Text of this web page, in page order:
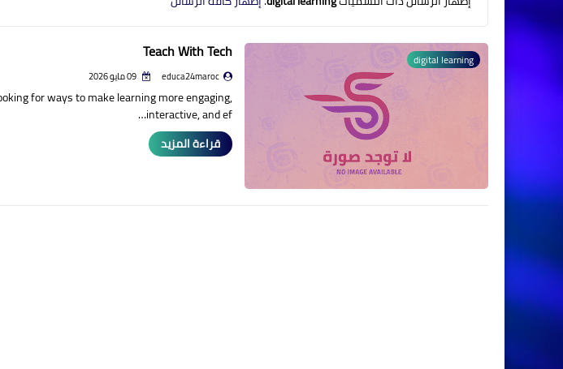
digital learning
Teach With Tech
educa24maroc
for ways to make learning more engaging,
interactive, and ef…
قراءة المزيد